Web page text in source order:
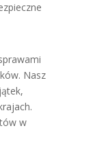
Nasz
w